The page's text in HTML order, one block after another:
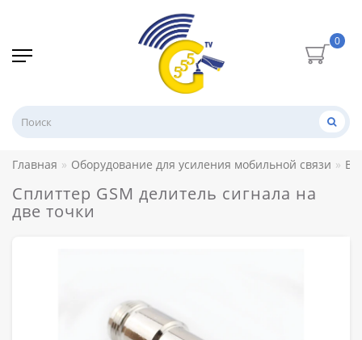
0
Главная Оборудование для усиления мобильной связи
Сплиттер GSM делитель сигнала на
две точки